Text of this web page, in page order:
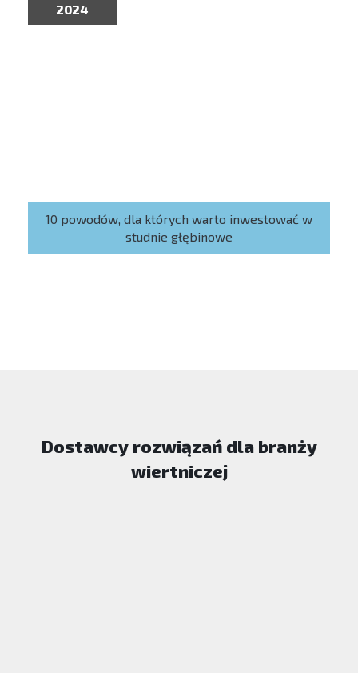
2024
10 powodów, dla których warto inwestować w
studnie głębinowe
Dostawcy rozwiązań dla branży
wiertniczej